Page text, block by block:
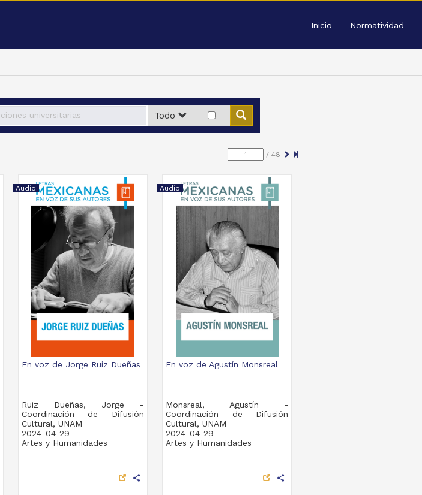
Inicio Normatividad
Todo
/ 48
Audio
En voz de Jorge Ruiz Dueñas
Ruiz Dueñas, Jorge -
Coordinación de Difusión
Cultural, UNAM
2024-04-29
Artes y Humanidades
share
Audio
En voz de Agustín Monsreal
Monsreal, Agustín -
Coordinación de Difusión
Cultural, UNAM
2024-04-29
Artes y Humanidades
share